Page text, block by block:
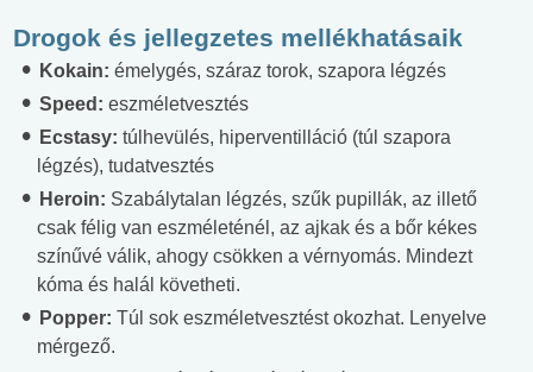
Drogok és jellegzetes mellékhatásaik
Kokain: émelygés, száraz torok, szapora légzés
Speed: eszméletvesztés
Ecstasy: túlhevülés, hiperventilláció (túl szapora
légzés), tudatvesztés
Heroin: Szabálytalan légzés, szűk pupillák, az illető
csak félig van eszméleténél, az ajkak és a bőr kékes
színűvé válik, ahogy csökken a vérnyomás. Mindezt
kóma és halál követheti.
Popper: Túl sok eszméletvesztést okozhat. Lenyelve
mérgező.